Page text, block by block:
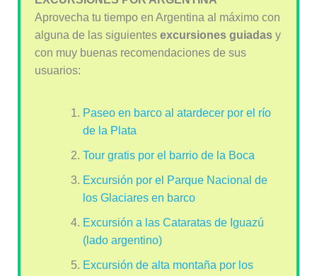
Aprovecha tu tiempo en Argentina al máximo con
alguna de las siguientes excursiones guiadasy
con muy buenas recomendaciones de sus
usuarios:
Paseo en barco al atardecer por el río
de la Plata
Tour gratis por el barrio de la Boca
Excursión por el Parque Nacional de
los Glaciares en barco
Excursión a las Cataratas de Iguazú
(lado argentino)
Excursión de alta montaña por los